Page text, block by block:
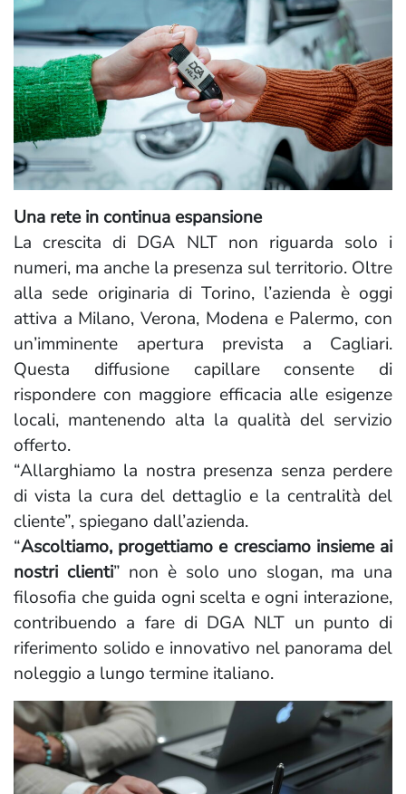
Una rete in continua espansione
La crescita di DGA NLT non riguarda solo i
numeri, ma anche la presenza sul territorio. Oltre
alla sede originaria di Torino, l’azienda è oggi
attiva a Milano, Verona, Modena e Palermo, con
un’imminente apertura prevista a Cagliari.
Questa diffusione capillare consente di
rispondere con maggiore efficacia alle esigenze
locali, mantenendo alta la qualità del servizio
offerto.
“Allarghiamo la nostra presenza senza perdere
di vista la cura del dettaglio e la centralità del
cliente”, spiegano dall’azienda.
“Ascoltiamo, progettiamo e cresciamo insieme ai
nostri clienti” non è solo uno slogan, ma una
filosofia che guida ogni scelta e ogni interazione,
contribuendo a fare di DGA NLT un punto di
riferimento solido e innovativo nel panorama del
noleggio a lungo termine italiano.